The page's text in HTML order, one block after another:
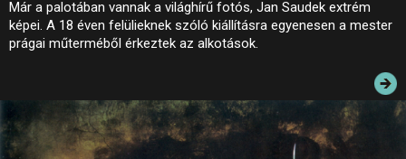
INFORMÁCIÓK
JEGYEK
ELÉRHETŐSÉG
Már a palotában vannak a világhírű fotós, Jan Saudek extrém
képei. A 18 éven felülieknek szóló kiállításra egyenesen a mester
prágai műterméből érkeztek az alkotások.